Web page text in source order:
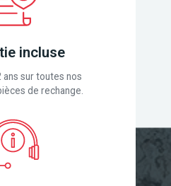
incluse
ans sur toutes nos
de rechange.